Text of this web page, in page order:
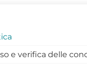
e verifica delle